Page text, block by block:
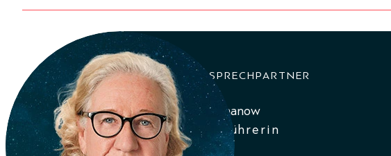
DEIN ANSPRECHPARTNER
Martina Uschanow
Geschäftsführerin